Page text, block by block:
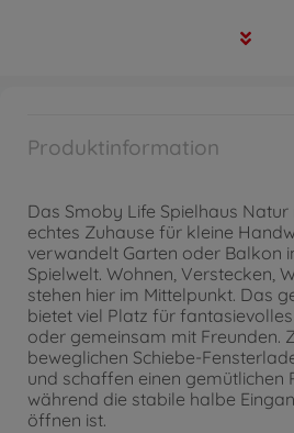
Dänemark, Estland, Finnland,
Produktinformation
Das Smoby Life Spielhaus
echtes Zuhause für kleine
verwandelt Garten oder Balkon
Spielwelt. Wohnen, Verstecken,
stehen hier im Mittelpunkt. Das
bietet viel Platz für
oder gemeinsam mit Freunden.
beweglichen Schiebe-
und schaffen einen gemütlichen
während die stabile halbe
öffnen ist.